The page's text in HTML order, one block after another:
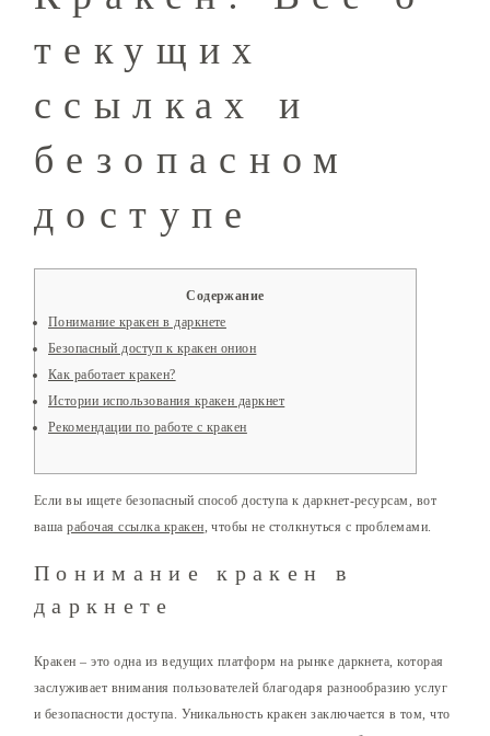
текущих
ссылках и
безопасном
доступе
Содержание
Понимание кракен в даркнете
Безопасный доступ к кракен онион
Как работает кракен?
Истории использования кракен даркнет
Рекомендации по работе с кракен
Если вы ищете безопасный способ доступа к даркнет-ресурсам, вот
вашарабочая ссылка кракен, чтобы не столкнуться с проблемами.
Понимание кракен в
даркнете
Кракен – это одна из ведущих платформ на рынке даркнета, которая
заслуживает внимания пользователей благодаря разнообразию услуг
и безопасности доступа. Уникальность кракен заключается в том, что